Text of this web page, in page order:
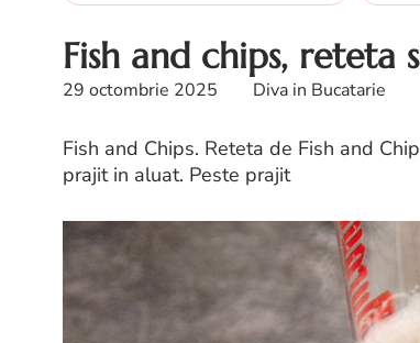
Fish and chips, reteta
29 octombrie 2025 Diva in Bucatarie
Fish and Chips. Reteta de Fish and
prajit in aluat. Peste prajit